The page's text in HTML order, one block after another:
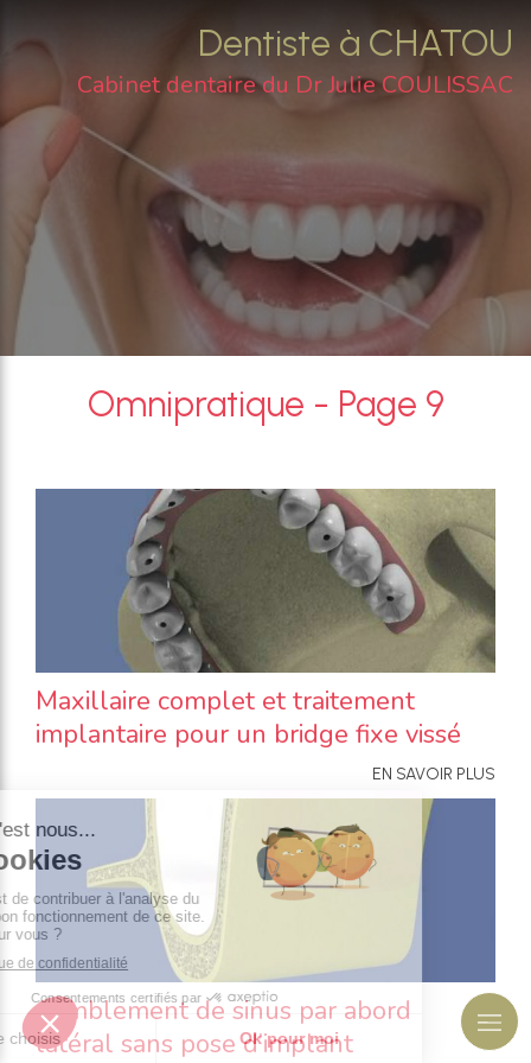
Dentiste à CHATOU
Cabinet dentaire du Dr Julie COULISSAC
Omnipratique - Page 9
Maxillaire complet et traitement
implantaire pour un bridge fixe vissé
EN SAVOIR PLUS
Comblement de sinus par abord
latéral sans pose d’implant